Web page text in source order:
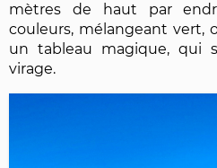
mètres de haut par
couleurs, mélangeant vert,
un tableau magique, qui
virage.